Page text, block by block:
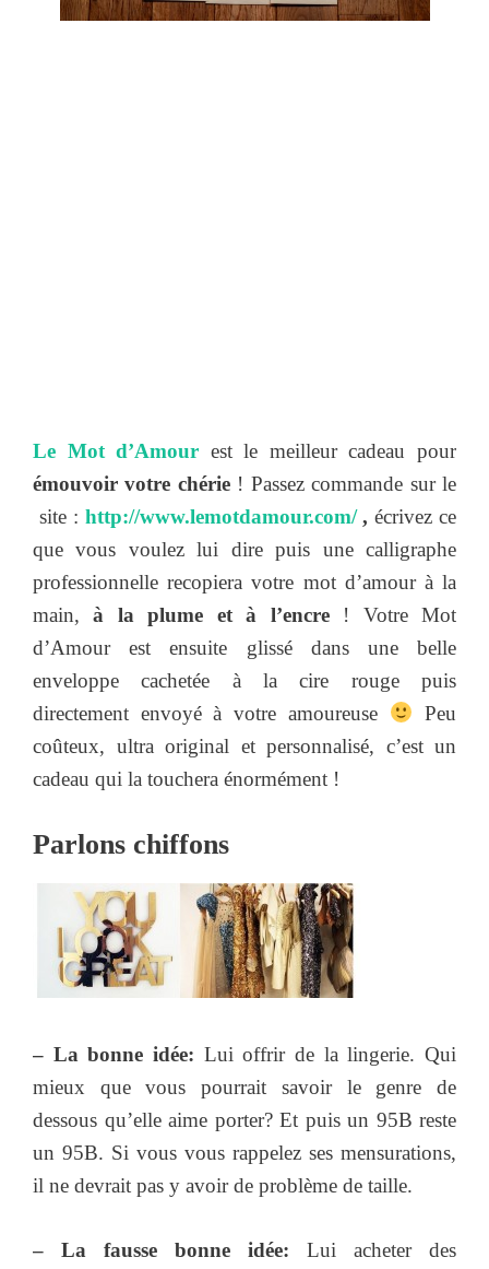
Le Mot d’Amour est le meilleur cadeau pour
émouvoir votre chérie! Passez commande sur le
site : http://www.lemotdamour.com/,écrivez ce
que vous voulez lui dire puis une calligraphe
professionnelle recopiera votre mot d’amour à la
main,à la plume et à l’encre! Votre Mot
d’Amour est ensuite glissé dans une belle
enveloppe cachetée à la cire rouge puis
directement envoyé à votre amoureuse
Peu
coûteux, ultra original et personnalisé, c’est un
cadeau qui la touchera énormément !
Parlons chiffons
– La bonne idée: Lui offrir de la lingerie. Qui
mieux que vous pourrait savoir le genre de
dessous qu’elle aime porter? Et puis un 95B reste
un 95B. Si vous vous rappelez ses mensurations,
il ne devrait pas y avoir de problème de taille.
– La fausse bonne idée: Lui acheter des